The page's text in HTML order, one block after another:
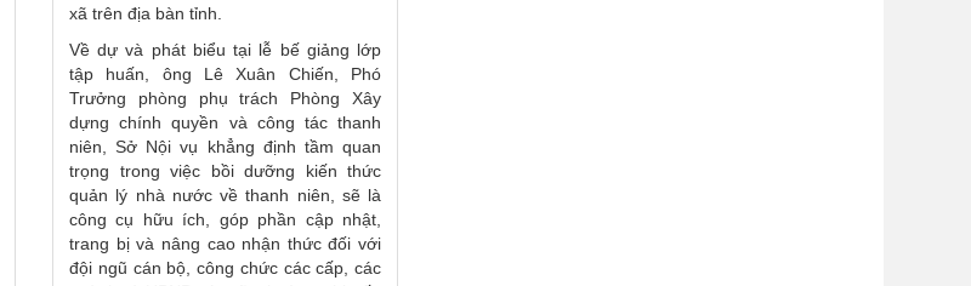
xã trên địa bàn tỉnh.
Về dự và phát biểu tại lễ bế giảng lớp
tập huấn, ông Lê Xuân Chiến, Phó
Trưởng phòng phụ trách Phòng Xây
dựng chính quyền và công tác thanh
niên, Sở Nội vụ khẳng định tầm quan
trọng trong việc bồi dưỡng kiến thức
quản lý nhà nước về thanh niên, sẽ là
công cụ hữu ích, góp phần cập nhật,
trang bị và nâng cao nhận thức đối với
đội ngũ cán bộ, công chức các cấp, các